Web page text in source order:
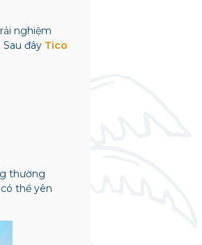
nghiệm
đây Tico
thường
thể yên